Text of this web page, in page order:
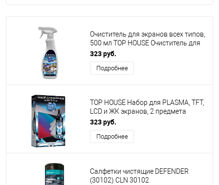
Очиститель для экранов всех типов,
500 мл TOP HOUSE Очиститель для
экранов всех типов, 500 мл
(181558)
323 руб.
Подробнее
TOP HOUSE Набор для PLASMA, TFT,
LCD и ЖК экранов, 2 предмета
(391510)
323 руб.
Подробнее
Салфетки чистящие DEFENDER
(30102) CLN 30102